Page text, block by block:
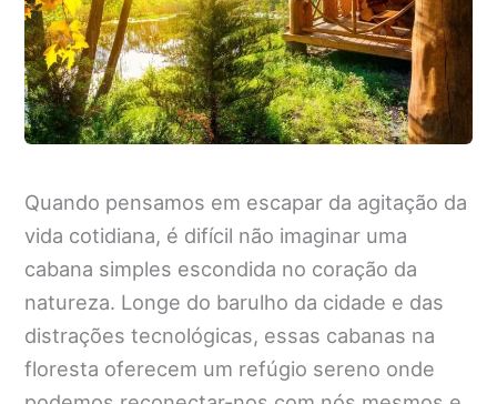
Quando pensamos em escapar da agitação da
vida cotidiana, é difícil não imaginar uma
cabana simples escondida no coração da
natureza. Longe do barulho da cidade e das
distrações tecnológicas, essas cabanas na
floresta oferecem um refúgio sereno onde